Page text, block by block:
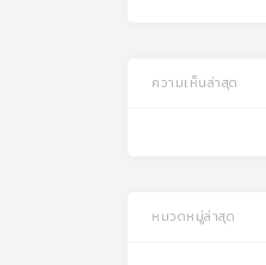
ความเห็นล่าสุด
หมวดหมู่ล่าสุด